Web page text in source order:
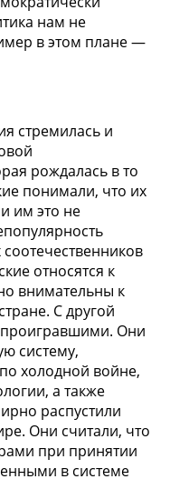
нам не
в этом плане —
стремилась и
рождалась в то
понимали, что их
им это не
относятся к
внимательны к
С другой
проигравшими. Они
систему,
холодной войне,
а также
распустили
Они считали, что
при принятии
в системе